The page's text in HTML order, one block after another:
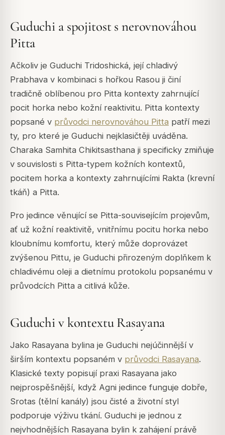
Guduchi a spojitost s nerovnováhou
Pitta
Ačkoliv je Guduchi Tridoshická, její chladivý
Prabhava v kombinaci s hořkou Rasou ji činí
tradičně oblíbenou pro Pitta kontexty zahrnující
pocit horka nebo kožní reaktivitu. Pitta kontexty
popsané v průvodci nerovnováhou Pitta patří mezi
ty, pro které je Guduchi nejklasičtěji uváděna.
Charaka Samhita Chikitsasthana ji specificky zmiňuje
v souvislosti s Pitta-typem kožních kontextů,
pocitem horka a kontexty zahrnujícími Rakta (krevní
tkáň) a Pitta.
Pro jedince věnující se Pitta-souvisejícím projevům,
ať už kožní reaktivitě, vnitřnímu pocitu horka nebo
kloubnímu komfortu, který může doprovázet
zvýšenou Pittu, je Guduchi přirozeným doplňkem k
chladivému oleji a dietnímu protokolu popsanému v
průvodcích Pitta a citlivá kůže.
Guduchi v kontextu Rasayana
Jako Rasayana bylina je Guduchi nejúčinnější v
širším kontextu popsaném v průvodci Rasayana.
Klasické texty popisují praxi Rasayana jako
nejprospěšnější, když Agni jedince funguje dobře,
Srotas (tělní kanály) jsou čisté a životní styl
podporuje výživu tkání. Guduchi je jednou z
nejvhodnějších Rasayana bylin k zahájení právě